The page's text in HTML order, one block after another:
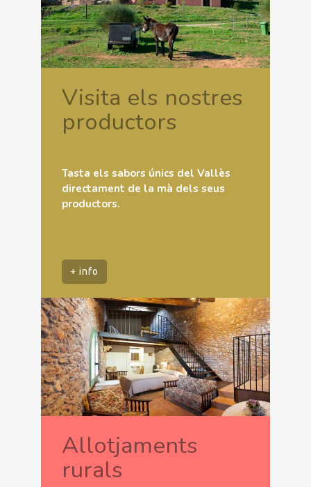
Visita els nostres
productors
Tasta els sabors únics del Vallès
directament de la mà dels seus
productors.
+ info
Allotjaments
rurals